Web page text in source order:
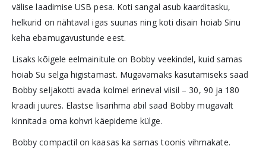
välise laadimise USB pesa. Koti sangal asub kaarditasku,
helkurid on nähtaval igas suunas ning koti disain hoiab Sinu
keha ebamugavustunde eest.
Lisaks kõigele eelmainitule on Bobby veekindel, kuid samas
hoiab Su selga higistamast. Mugavamaks kasutamiseks saad
Bobby seljakotti avada kolmel erineval viisil – 30, 90 ja 180
kraadi juures. Elastse lisarihma abil saad Bobby mugavalt
kinnitada oma kohvri käepideme külge.
Bobby compactil on kaasas ka samas toonis vihmakate.